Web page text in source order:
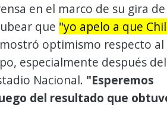
en el marco de su gira de
que "yo apelo a que
optimismo respecto al
especialmente después del
Nacional. "Esperemos
del resultado que